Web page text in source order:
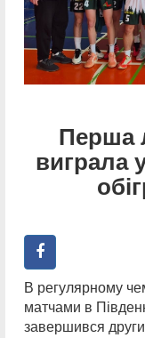
Перша
виграла
В регулярному
матчами в
завершився